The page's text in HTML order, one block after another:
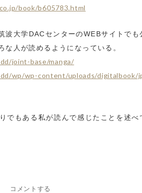
book/b605783.html
波大学DACセンターのWEBサイトでも
な人が読めるようになっている。
joint-base/manga/
wp/wp-content/uploads/digitalbook/
でもある私が読んで感じたことを述べ
コメントする